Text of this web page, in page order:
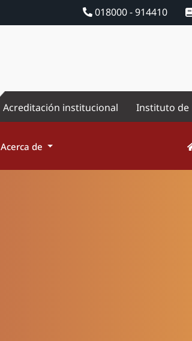
018000 - 914410
Acreditación institucional Instituto de
Acerca de